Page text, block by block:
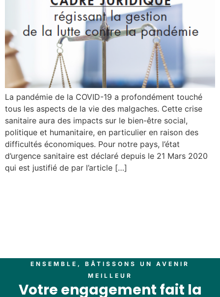
La pandémie de la COVID-19 a profondément touché
tous les aspects de la vie des malgaches. Cette crise
sanitaire aura des impacts sur le bien-être social,
politique et humanitaire, en particulier en raison des
difficultés économiques. Pour notre pays, l’état
d’urgence sanitaire est déclaré depuis le 21 Mars 2020
qui est justifié de par l’article […]
ENSEMBLE, BÂTISSONS UN AVENIR
MEILLEUR
Votre engagement fait la